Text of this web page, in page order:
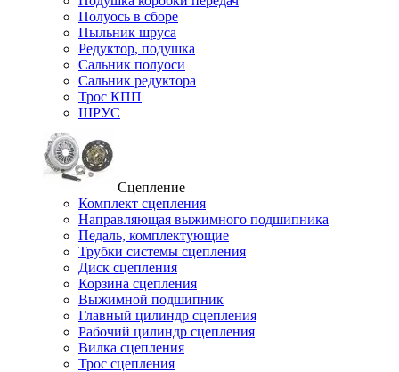
Полуось в сборе
Пыльник шруса
Редуктор, подушка
Сальник полуоси
Сальник редуктора
Трос КПП
ШРУС
Сцепление
Комплект сцепления
Направляющая выжимного подшипника
Педаль, комплектующие
Трубки системы сцепления
Диск сцепления
Корзина сцепления
Выжимной подшипник
Главный цилиндр сцепления
Рабочий цилиндр сцепления
Вилка сцепления
Трос сцепления